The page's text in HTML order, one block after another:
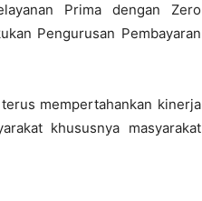
Prima dengan Zero
Pengurusan Pembayaran
mempertahankan kinerja
khususnya masyarakat